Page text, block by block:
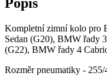
Kompletní zimní kolo pro
Sedan (G20), BMW řady
(G22), BMW řady 4
Rozměr pneumatiky -